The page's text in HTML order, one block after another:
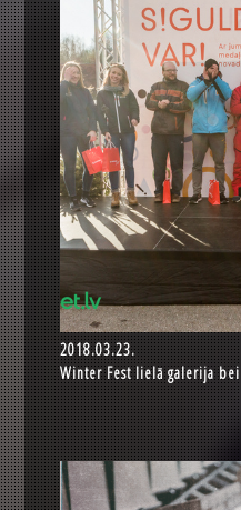
2018.03.23.
Winter Fest lielā galerija